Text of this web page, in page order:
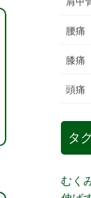
腰痛
膝痛
頭痛
タ
むく